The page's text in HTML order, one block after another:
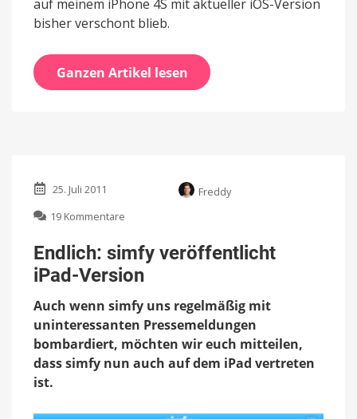
auf meinem iPhone 4S mit aktueller iOS-Version
bisher verschont blieb.
Ganzen Artikel lesen
25. Juli 2011
Freddy
19 Kommentare
simfy
veröffentlicht
iPad-
Endlich: simfy veröffentlicht
iPad-Version
Auch wenn simfy uns regelmäßig mit
uninteressanten Pressemeldungen
bombardiert, möchten wir euch mitteilen,
dass simfy nun auch auf dem iPad vertreten
ist.